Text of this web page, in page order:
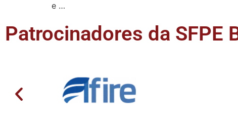
e …
Patrocinadores da SFPE